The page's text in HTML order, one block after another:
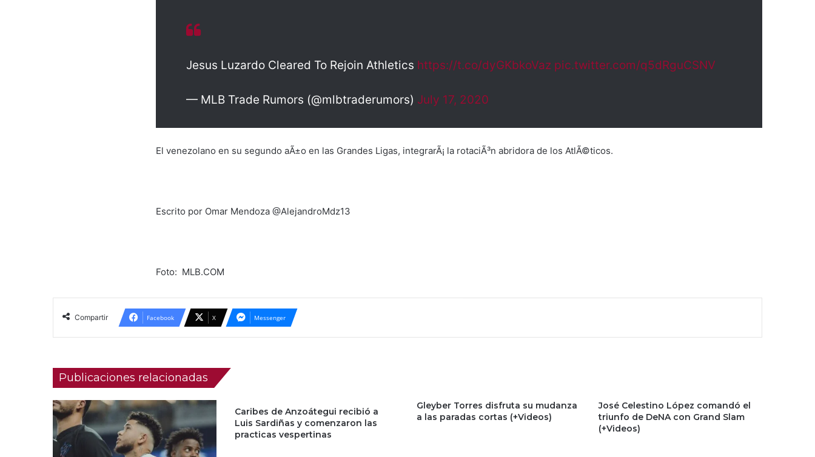
Jesus Luzardo Cleared To Rejoin Athletics https://t.co/dyGKbkoVaz pic.twitter.com/q5dRguCSNV
— MLB Trade Rumors (@mlbtraderumors) July 17, 2020
El venezolano en su segundo aÃ±o en las Grandes Ligas, integrarÃ¡ la rotaciÃ³n abridora de los AtlÃ©ticos.
Escrito por Omar Mendoza @AlejandroMdz13
Foto: MLB.COM
Compartir Facebook X Messenger
Publicaciones relacionadas
Caribes de Anzoátegui recibió a
Luis Sardiñas y comenzaron las
practicas vespertinas
Gleyber Torres disfruta su mudanza
a las paradas cortas (+Videos)
José Celestino López comandó el
triunfo de DeNA con Grand Slam
(+Videos)